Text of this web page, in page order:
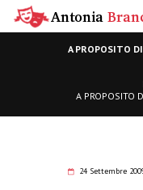
A PROPOSITO
A PROPOSITO
24 Settembre